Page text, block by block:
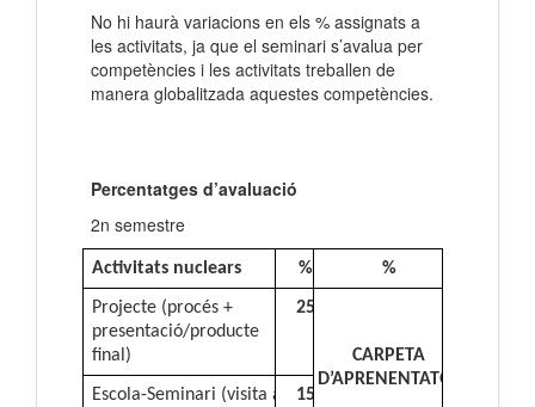
No hi haurà variacions en els % assignats a
les activitats, ja que el seminari s’avalua per
competències i les activitats treballen de
manera globalitzada aquestes competències.
Percentatges d’avaluació
2n semestre
Activitats nuclears % %
Projecte (procés +
presentació/producte
final)
25
CARPETA
D’APRENENTATGE
Escola-Seminari (visita a
15